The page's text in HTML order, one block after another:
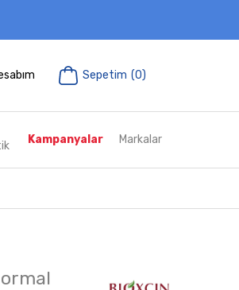
Sepetim (0)
Kampanyalar Markalar